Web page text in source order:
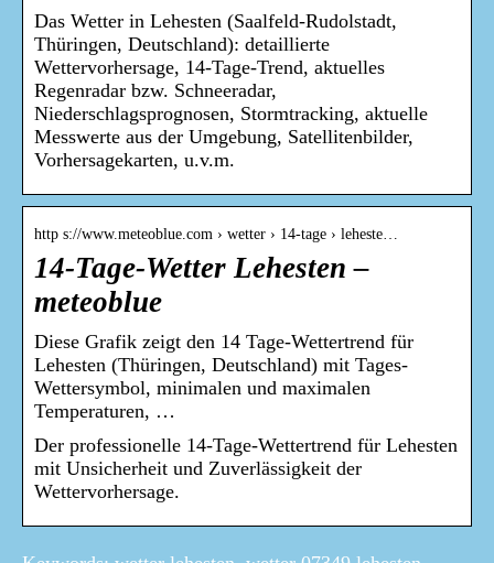
Das Wetter in Lehesten (Saalfeld-Rudolstadt,
Thüringen, Deutschland): detaillierte
Wettervorhersage, 14-Tage-Trend, aktuelles
Regenradar bzw. Schneeradar,
Niederschlagsprognosen, Stormtracking, aktuelle
Messwerte aus der Umgebung, Satellitenbilder,
Vorhersagekarten, u.v.m.
http s://www.meteoblue.com › wetter › 14-tage › leheste…
14-Tage-Wetter Lehesten –
meteoblue
Diese Grafik zeigt den 14 Tage-Wettertrend für
Lehesten (Thüringen, Deutschland) mit Tages-
Wettersymbol, minimalen und maximalen
Temperaturen, …
Der professionelle 14-Tage-Wettertrend für Lehesten
mit Unsicherheit und Zuverlässigkeit der
Wettervorhersage.